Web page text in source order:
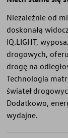
Niezależnie od
doskonałą
IQ.LIGHT,
drogowych,
drogę na
Technologia
świateł
Dodatkowo,
wydajne.